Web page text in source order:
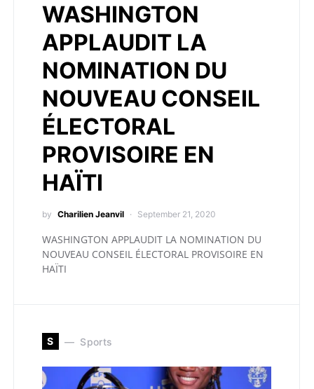
WASHINGTON
APPLAUDIT LA
NOMINATION DU
NOUVEAU CONSEIL
ÉLECTORAL
PROVISOIRE EN
HAÏTI
by Charilien Jeanvil September 21, 2020
WASHINGTON APPLAUDIT LA NOMINATION DU
NOUVEAU CONSEIL ÉLECTORAL PROVISOIRE EN
HAÏTI
S Sports